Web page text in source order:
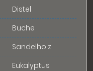
Distel
Buche
Sandelholz
Eukalyptus